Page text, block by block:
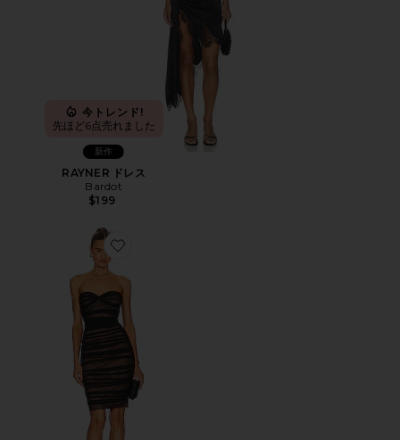
今トレンド!
先ほど6点売れました
新作
RAYNER ドレス
Bardot
$199
Favorite WALTER ミディ丈ドレス